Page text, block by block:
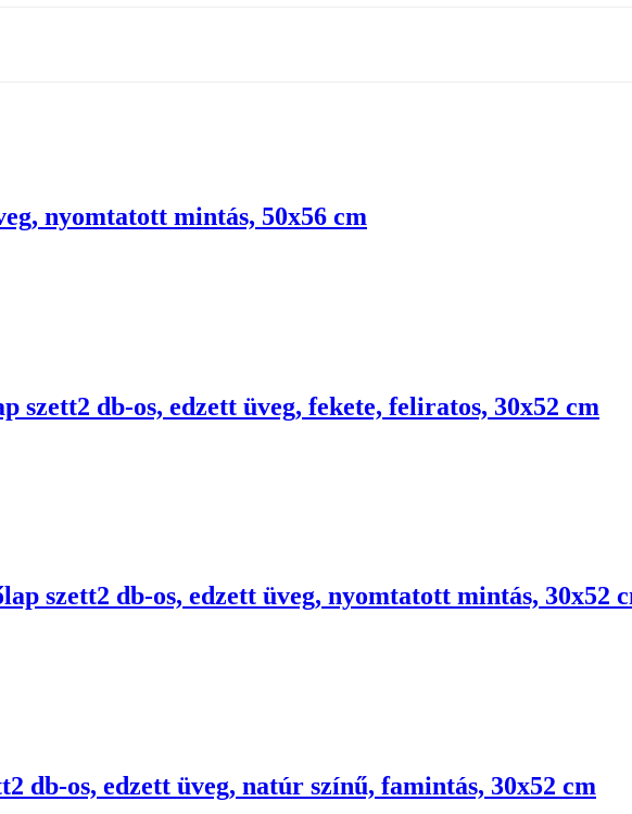
nyomtatott mintás, 50x56 cm
szett2 db-os, edzett üveg, fekete, feliratos, 30x52 cm
szett2 db-os, edzett üveg, nyomtatott mintás, 30x52
2 db-os, edzett üveg, natúr színű, famintás, 30x52 cm